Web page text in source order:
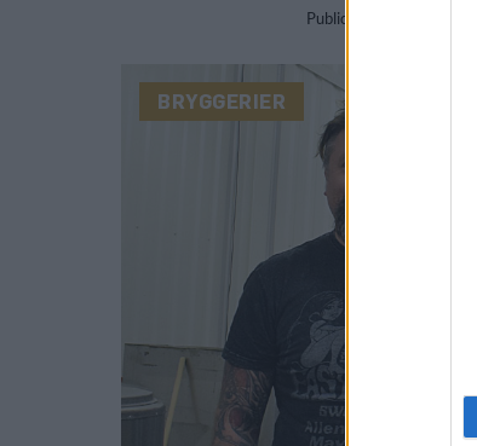
Publicerat
BRYGGERIER